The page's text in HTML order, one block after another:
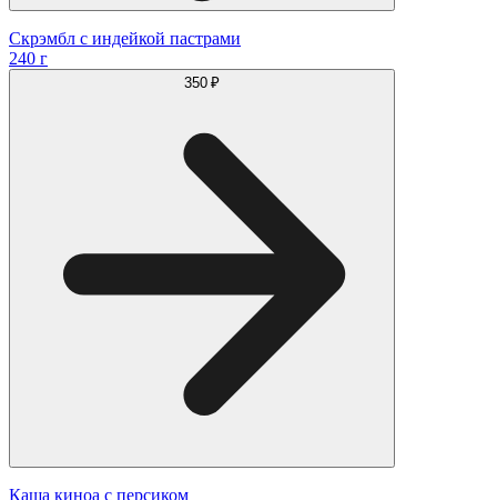
Скрэмбл с индейкой пастрами
240 г
350 ₽
Каша киноа с персиком